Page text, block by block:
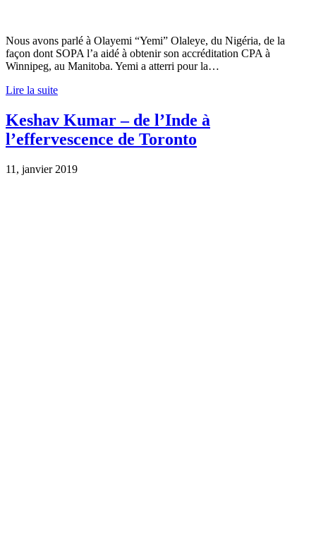
Nous avons parlé à Olayemi “Yemi” Olaleye, du Nigéria, de la
façon dont SOPA l’a aidé à obtenir son accréditation CPA à
Winnipeg, au Manitoba. Yemi a atterri pour la…
Lire la suite
Keshav Kumar – de l’Inde à
l’effervescence de Toronto
11, janvier 2019